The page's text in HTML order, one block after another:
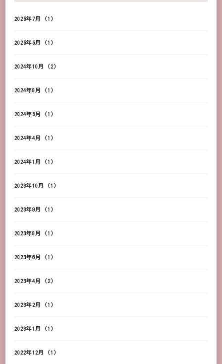
2025年7月 (1)
2025年5月 (1)
2024年10月 (2)
2024年8月 (1)
2024年5月 (1)
2024年4月 (1)
2024年1月 (1)
2023年10月 (1)
2023年9月 (1)
2023年8月 (1)
2023年6月 (1)
2023年4月 (2)
2023年2月 (1)
2023年1月 (1)
2022年12月 (1)